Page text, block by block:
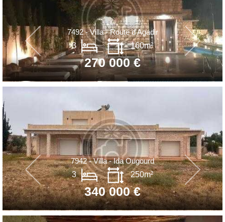
7492 - Villa - Route d Agadir
3
160m²
270 000 €
7942 - Villa - Ida Ougourd
3
250m²
340 000 €